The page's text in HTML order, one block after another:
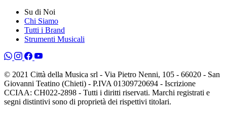
Su di Noi
Chi Siamo
Tutti i Brand
Strumenti Musicali
© 2021 Città della Musica srl - Via Pietro Nenni, 105 - 66020 - San
Giovanni Teatino (Chieti) - P.IVA 01309720694 - Iscrizione
CCIAA: CH022-2898 - Tutti i diritti riservati. Marchi registrati e
segni distintivi sono di proprietà dei rispettivi titolari.